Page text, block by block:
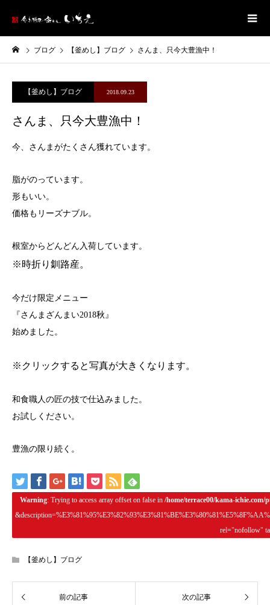
ブログ 【釜めし】ブログ さんま、只今大豊漁中！
【釜めし】ブログ 2018.09.23
さんま、只今大豊漁中！
今、さんまがたくさん獲れています。
脂がのっています。
形もいい。
価格もリーズナブル。
根室からどんどん入荷しています。
※時折り釧路産。
今だけ限定メニュー
『さんまざんまい2018秋』
始めました。
※クリックすると写真が大きくなります。
和食職人の匠の技で仕込みました。
お試しください。
豊漁の限り続く。
Warning: Trying to access array offset on false in /home/terrace00/kama-
rel="nofollow"
【釜めし】ブログ